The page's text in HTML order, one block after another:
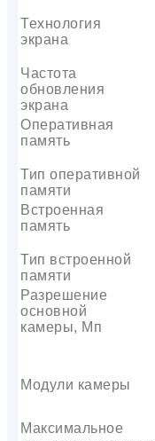
Технология
экрана
Частота
обновления
экрана
Оперативная
память
Тип оперативной
памяти
Встроенная
память
Тип встроенной
памяти
Разрешение
основной
камеры, Мп
Модули камеры
Максимальное